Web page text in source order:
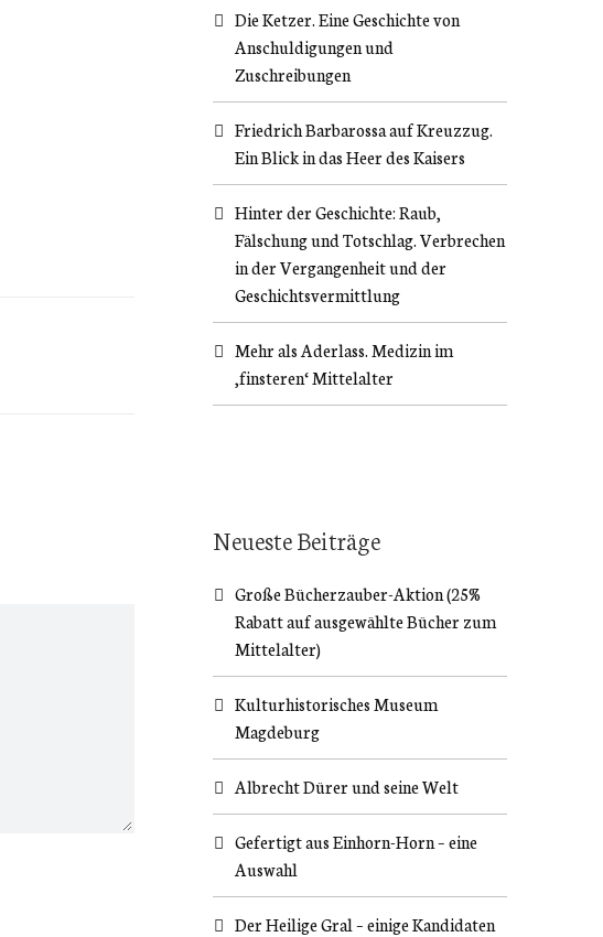
Die Ketzer. Eine Geschichte von
Anschuldigungen und
Zuschreibungen
Friedrich Barbarossa auf Kreuzzug.
Ein Blick in das Heer des Kaisers
Hinter der Geschichte: Raub,
Fälschung und Totschlag. Verbrechen
in der Vergangenheit und der
Geschichtsvermittlung
Mehr als Aderlass. Medizin im
‚finsteren‘ Mittelalter
Neueste Beiträge
Große Bücherzauber-Aktion (25%
Rabatt auf ausgewählte Bücher zum
Mittelalter)
Kulturhistorisches Museum
Magdeburg
Albrecht Dürer und seine Welt
Gefertigt aus Einhorn-Horn – eine
Auswahl
Der Heilige Gral – einige Kandidaten